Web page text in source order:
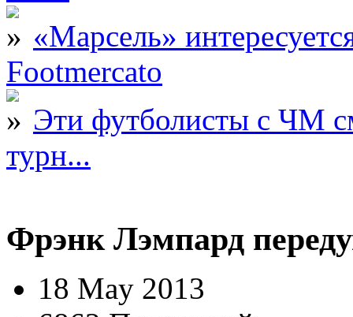
«Марсель»
Footmercato
Эти футболисты с ЧМ
турн...
Фрэнк Лэмпард
18 May 2013